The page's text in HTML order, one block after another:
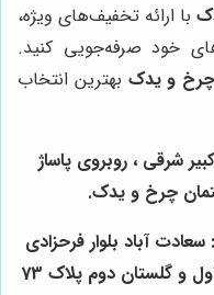
با ارائه تخفیف‌های ویژه،
خود صرفه‌جویی کنید.
چرخ و یدک بهترین انتخاب
شرقی ، روبروی پاساژ
آباد بلوار فرحزادی
و گلستان دوم پلاک 73